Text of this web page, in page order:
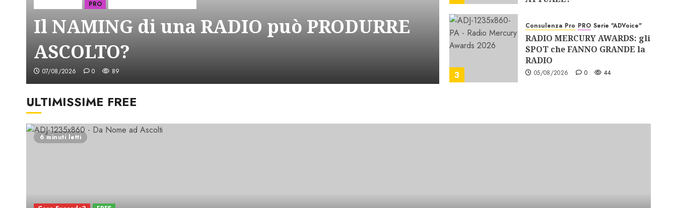
PRO
Il NAMING di una RADIO può PRODURRE
ASCOLTO?
07/08/2026 0 89 3
Consulenza Pro PRO Serie "ADVoice"
RADIO MERCURY AWARDS: gli
SPOT che FANNO GRANDE la
RADIO
05/08/2026 0 44
La RADIO CRESCE. Ma il
ULTIMISSIME FREE
6 minuti letti